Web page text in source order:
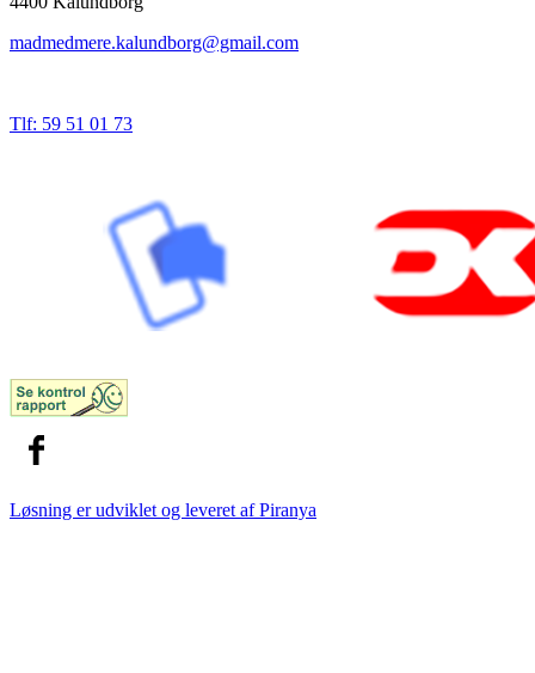
madmedmere.kalundborg@gmail.com
Tlf: 59 51 01 73
Løsning er udviklet og leveret afPiranya